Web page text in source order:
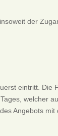
der
eintritt. Die
welcher
Angebots mit